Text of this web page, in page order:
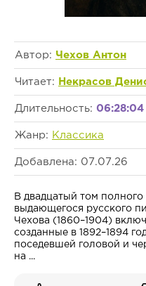
Автор: Чехов Антон
Читает: Некрасов
Длительность: 06:28:04
Жанр: Классика
Добавлена: 07.07.26
В двадцатый том
выдающегося русского
Чехова (1860–1904)
созданные в 1892–1894
поседевшей головой и
на ...